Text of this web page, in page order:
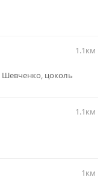
1.1км
Шевченко, цоколь
1.1км
1км